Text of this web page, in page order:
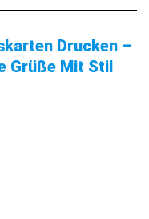
Drucken –
Grüße Mit Stil